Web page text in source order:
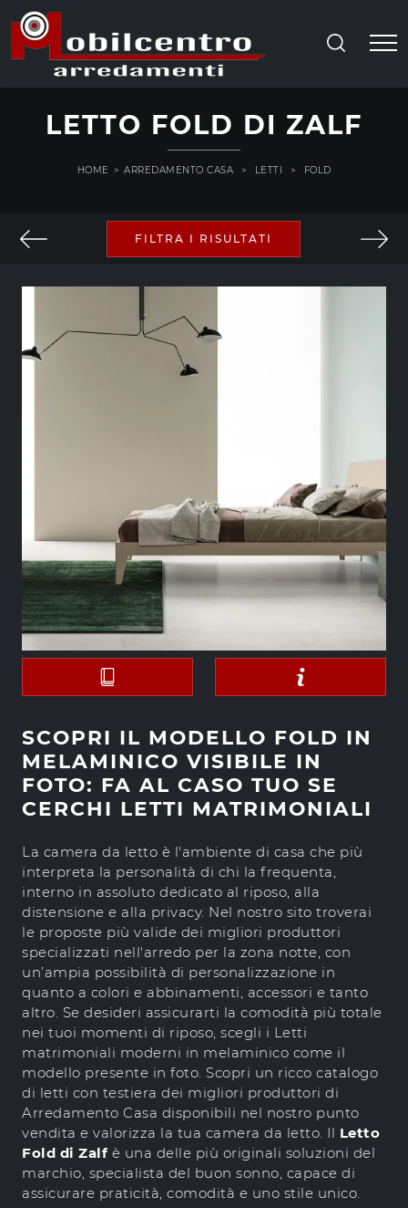
LETTO FOLD DI ZALF
HOME > ARREDAMENTO CASA > LETTI > FOLD
FILTRA I RISULTATI
SCOPRI IL MODELLO FOLD IN
MELAMINICO VISIBILE IN
FOTO: FA AL CASO TUO SE
CERCHI LETTI MATRIMONIALI
La camera da letto è l'ambiente di casa che più
interpreta la personalità di chi la frequenta,
interno in assoluto dedicato al riposo, alla
distensione e alla privacy. Nel nostro sito troverai
le proposte più valide dei migliori produttori
specializzati nell'arredo per la zona notte, con
un’ampia possibilità di personalizzazione in
quanto a colori e abbinamenti, accessori e tanto
altro. Se desideri assicurarti la comodità più totale
nei tuoi momenti di riposo, scegli i Letti
matrimoniali moderni in melaminico come il
modello presente in foto. Scopri un ricco catalogo
di letti con testiera dei migliori produttori di
Arredamento Casa disponibili nel nostro punto
vendita e valorizza la tua camera da letto. Il Letto
Fold di Zalf è una delle più originali soluzioni del
marchio, specialista del buon sonno, capace di
assicurare praticità, comodità e uno stile unico.